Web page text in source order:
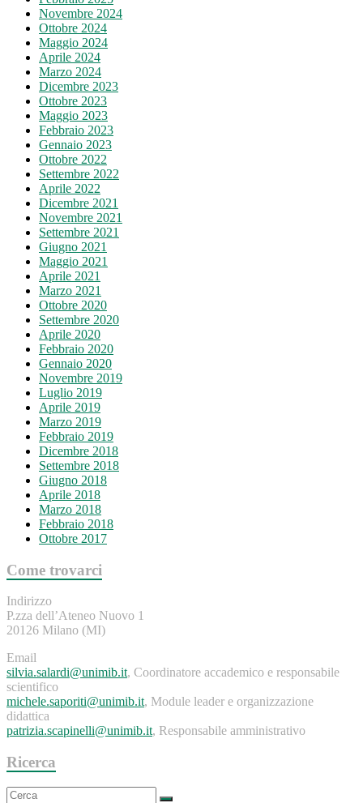
Novembre 2024
Ottobre 2024
Maggio 2024
Aprile 2024
Marzo 2024
Dicembre 2023
Ottobre 2023
Maggio 2023
Febbraio 2023
Gennaio 2023
Ottobre 2022
Settembre 2022
Aprile 2022
Dicembre 2021
Novembre 2021
Settembre 2021
Giugno 2021
Maggio 2021
Aprile 2021
Marzo 2021
Ottobre 2020
Settembre 2020
Aprile 2020
Febbraio 2020
Gennaio 2020
Novembre 2019
Luglio 2019
Aprile 2019
Marzo 2019
Febbraio 2019
Dicembre 2018
Settembre 2018
Giugno 2018
Aprile 2018
Marzo 2018
Febbraio 2018
Ottobre 2017
Come trovarci
Indirizzo
P.zza dell’Ateneo Nuovo 1
20126 Milano (MI)
Email
silvia.salardi@unimib.it, Coordinatore accademico e responsabile
scientifico
michele.saporiti@unimib.it, Module leader e organizzazione
didattica
patrizia.scapinelli@unimib.it, Responsabile amministrativo
Ricerca